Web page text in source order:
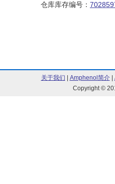
仓库库存编号：
关于我们 Amphenol简介|
Copyright ©